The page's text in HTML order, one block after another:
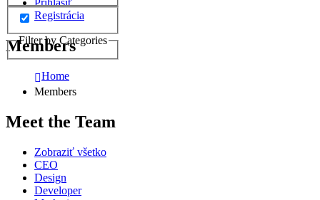
Filter by Categories
Prihlásiť
Registrácia
Members
Home
Members
Meet the Team
Zobraziť všetko
CEO
Design
Developer